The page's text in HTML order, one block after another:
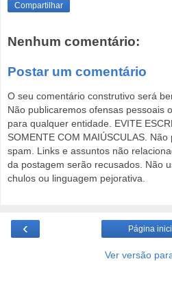
Compartilhar
Nenhum comentário:
Postar um comentário
O seu comentário construtivo será
Não publicaremos ofensas pessoais
para qualquer entidade. EVITE
SOMENTE COM MAIÚSCULAS. Não
spam. Links e assuntos não
da postagem serão recusados. Não
chulos ou linguagem pejorativa.
‹ Página
Ver versão